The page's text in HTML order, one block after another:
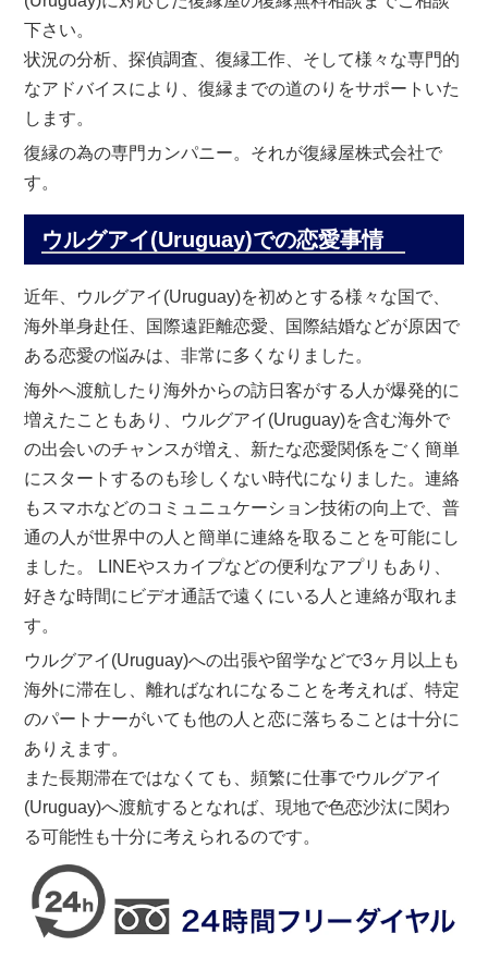
下さい。
状況の分析、探偵調査、復縁工作、そして様々な専門的
なアドバイスにより、復縁までの道のりをサポートいた
します。
復縁の為の専門カンパニー。それが復縁屋株式会社で
す。
ウルグアイ(Uruguay)での恋愛事情
近年、ウルグアイ(Uruguay)を初めとする様々な国で、
海外単身赴任、国際遠距離恋愛、国際結婚などが原因で
ある恋愛の悩みは、非常に多くなりました。
海外へ渡航したり海外からの訪日客がする人が爆発的に
増えたこともあり、ウルグアイ(Uruguay)を含む海外で
の出会いのチャンスが増え、新たな恋愛関係をごく簡単
にスタートするのも珍しくない時代になりました。連絡
もスマホなどのコミュニュケーション技術の向上で、普
通の人が世界中の人と簡単に連絡を取ることを可能にし
ました。 LINEやスカイプなどの便利なアプリもあり、
好きな時間にビデオ通話で遠くにいる人と連絡が取れま
す。
ウルグアイ(Uruguay)への出張や留学などで3ヶ月以上も
海外に滞在し、離ればなれになることを考えれば、特定
のパートナーがいても他の人と恋に落ちることは十分に
ありえます。
また長期滞在ではなくても、頻繁に仕事でウルグアイ
(Uruguay)へ渡航するとなれば、現地で色恋沙汰に関わ
る可能性も十分に考えられるのです。